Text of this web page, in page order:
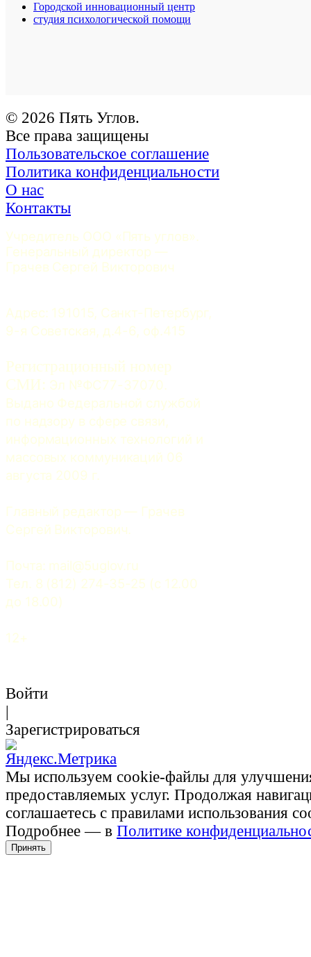
Городской инновационный центр
студия психологической помощи
© 2026 Пять Углов.
Все права защищены
Пользовательское соглашение
Политика конфиденциальности
О нас
Контакты
Учредитель ООО «Пять углов».
Генеральный директор —
Грачев Сергей Викторович
Адрес: 191015, Санкт-Петербург,
9-я Советская, д.4-6, оф.415
Регистрационный номер
СМИ: Эл №ФС77-37070.
Выдано Федеральной службой
по надзору в сфере связи,
информационных технологий и
массовых коммуникаций 06
августа 2009 г.
Главный редактор — Грачев
Сергей Викторович.
Почта: mail@5uglov.ru
Тел. 8 (812) 274-35-25 (c 12.00
до 18.00)
12+
Войти
|
Зарегистрироваться
Мы используем cookie-файлы для
предоставляемых услуг. Продолжая
соглашаетесь с правилами использования
Подробнее — в Политике
Принять